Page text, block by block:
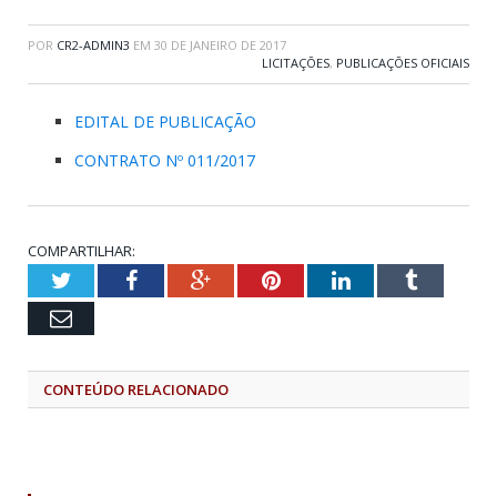
POR CR2-ADMIN3 EM 30 DE JANEIRO DE 2017
LICITAÇÕES, PUBLICAÇÕES OFICIAIS
EDITAL DE PUBLICAÇÃO
CONTRATO Nº 011/2017
COMPARTILHAR:
TwitterFacebookGoogle+PinterestLinkedInTumblr
Email
CONTEÚDO RELACIONADO